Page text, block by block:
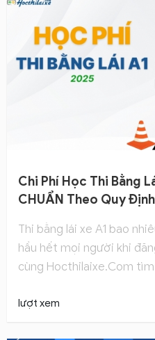
Chi Phí Học Thi Bằng
CHUẨN Theo Quy
Thi bằng lái xe A1 bao
hầu hết mọi người khi
cùng Hocthilaixe.Com
A1 nhé!
lượt xem